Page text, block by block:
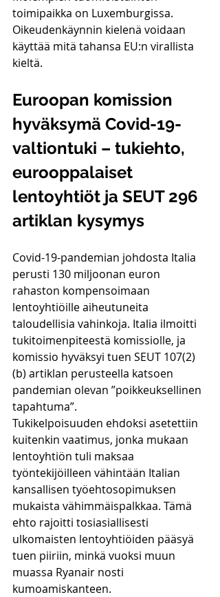
toimipaikka on Luxemburgissa.
Oikeudenkäynnin kielenä voidaan
käyttää mitä tahansa EU:n virallista
kieltä.
Euroopan komission
hyväksymä Covid-19-
valtiontuki – tukiehto,
eurooppalaiset
lentoyhtiöt ja SEUT 296
artiklan kysymys
Covid-19-pandemian johdosta Italia
perusti 130 miljoonan euron
rahaston kompensoimaan
lentoyhtiöille aiheutuneita
taloudellisia vahinkoja. Italia ilmoitti
tukitoimenpiteestä komissiolle, ja
komissio hyväksyi tuen SEUT 107(2)
(b) artiklan perusteella katsoen
pandemian olevan ”poikkeuksellinen
tapahtuma”.
Tukikelpoisuuden ehdoksi asetettiin
kuitenkin vaatimus, jonka mukaan
lentoyhtiön tuli maksaa
työntekijöilleen vähintään Italian
kansallisen työehtosopimuksen
mukaista vähimmäispalkkaa. Tämä
ehto rajoitti tosiasiallisesti
ulkomaisten lentoyhtiöiden pääsyä
tuen piiriin, minkä vuoksi muun
muassa Ryanair nosti
kumoamiskanteen.